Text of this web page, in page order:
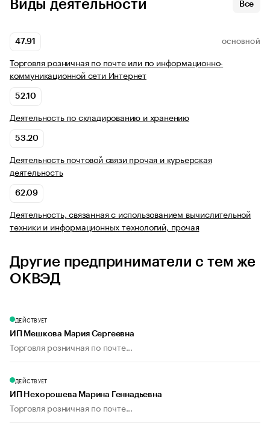
Виды деятельности Все
47.91 ОСНОВНОЙ
Торговля розничная по почте или по информационно-
коммуникационной сети Интернет
52.10
Деятельность по складированию и хранению
53.20
Деятельность почтовой связи прочая и курьерская
деятельность
62.09
Деятельность, связанная с использованием вычислительной
техники и информационных технологий, прочая
Другие предприниматели с тем же
ОКВЭД
ДЕЙСТВУЕТ
ИП Мешкова Мария Сергеевна
Торговля розничная по почте...
ДЕЙСТВУЕТ
ИП Нехорошева Марина Геннадьевна
Торговля розничная по почте...